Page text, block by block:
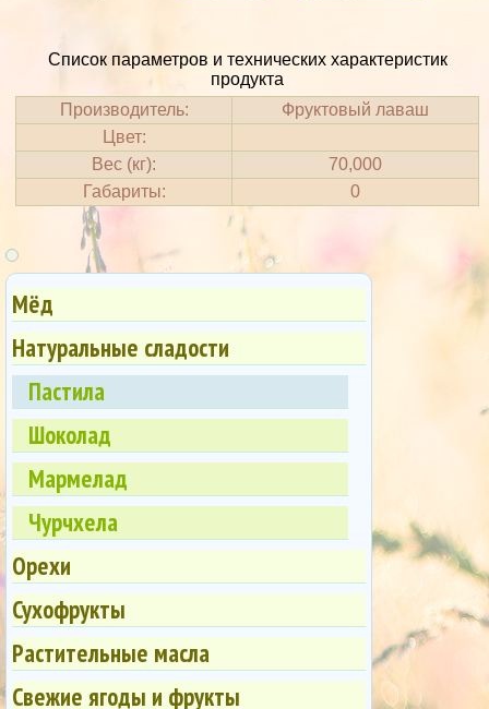
Список параметров и технических характеристик
продукта
Производитель:
Фруктовый лаваш
Цвет:
Вес (кг):
70,000
Габариты:
0
Мёд
Натуральные сладости
Пастила
Шоколад
Мармелад
Чурчхела
Орехи
Сухофрукты
Растительные масла
Свежие ягоды и фрукты